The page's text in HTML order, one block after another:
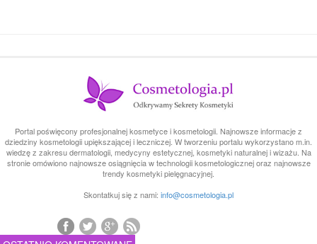
Portal poświęcony profesjonalnej kosmetyce i kosmetologii. Najnowsze informacje z
dziedziny kosmetologii upiększającej i leczniczej. W tworzeniu portalu wykorzystano m.in.
wiedzę z zakresu dermatologii, medycyny estetycznej, kosmetyki naturalnej i wizażu. Na
stronie omówiono najnowsze osiągnięcia w technologii kosmetologicznej oraz najnowsze
trendy kosmetyki pielęgnacyjnej.
Skontatkuj się z nami: info@cosmetologia.pl